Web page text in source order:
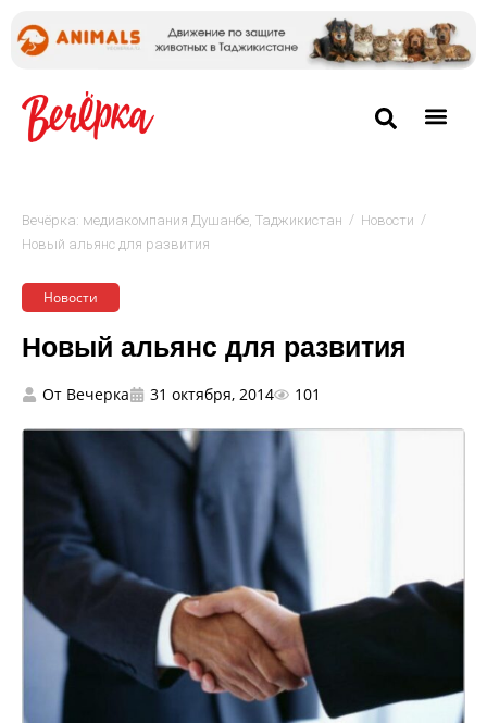
Вечёрка: медиакомпания Душанбе, Таджикистан / Новости /
Новый альянс для развития
Новости
Новый альянс для развития
От Вечерка 31 октября, 2014 101